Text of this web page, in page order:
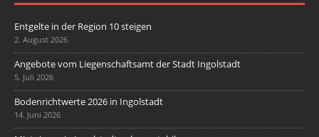
Entgelte in der Region 10 steigen
2. August 2026
Angebote vom Liegenschaftsamt der Stadt Ingolstadt
5. Juli 2026
Bodenrichtwerte 2026 in Ingolstadt
14. Juni 2026